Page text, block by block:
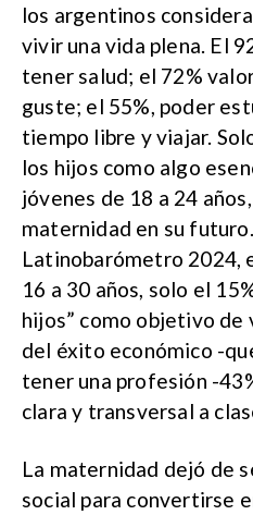
los argentinos
vivir una vida plena. El
tener salud; el 72%
guste; el 55%, poder
tiempo libre y viajar.
los hijos como algo
jóvenes de 18 a 24
maternidad en su
Latinobarómetro 2024,
16 a 30 años, solo el
hijos” como objetivo de
del éxito económico -
tener una profesión -
clara y transversal a
La maternidad dejó de
social para convertirse